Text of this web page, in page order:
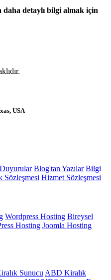
detaylı bilgi almak için
USA
Blog'tan Yazılar Bilgi
Sözleşmesi Hizmet Sözleşmesi
Wordpress Hosting Bireysel
Hosting Joomla Hosting
Sunucu ABD Kiralık